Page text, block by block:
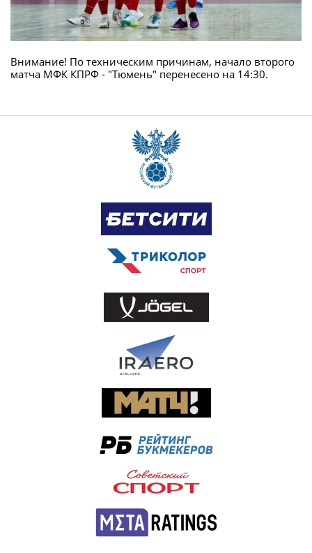
Внимание! По техническим причинам, начало второго
матча МФК КПРФ - "Тюмень" перенесено на 14:30.